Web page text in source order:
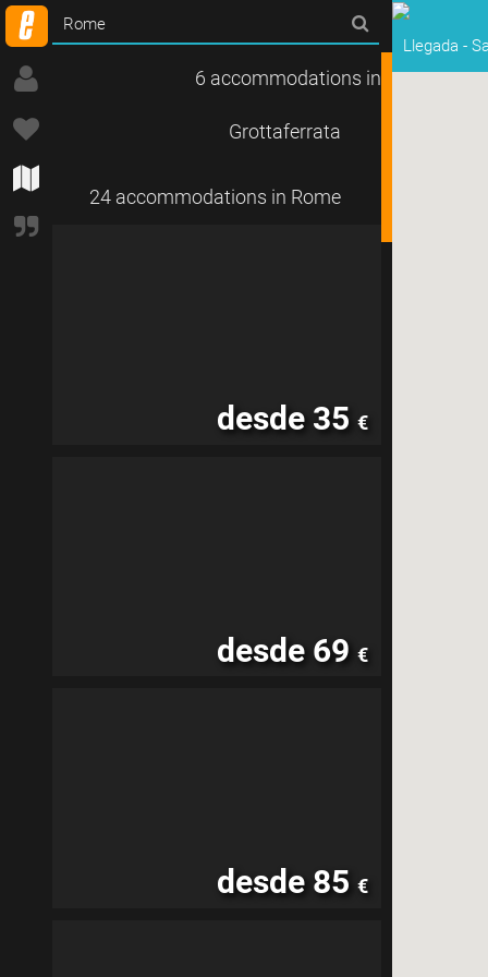
Llegada -
6 accommodations in
Grottaferrata
24 accommodations in Rome
desde 35 €
desde 69 €
desde 85 €